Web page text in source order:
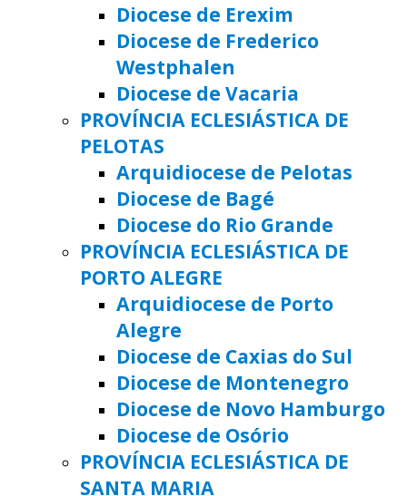
Diocese de Erexim
Diocese de Frederico
Westphalen
Diocese de Vacaria
PROVÍNCIA ECLESIÁSTICA DE
PELOTAS
Arquidiocese de Pelotas
Diocese de Bagé
Diocese do Rio Grande
PROVÍNCIA ECLESIÁSTICA DE
PORTO ALEGRE
Arquidiocese de Porto
Alegre
Diocese de Caxias do Sul
Diocese de Montenegro
Diocese de Novo Hamburgo
Diocese de Osório
PROVÍNCIA ECLESIÁSTICA DE
SANTA MARIA